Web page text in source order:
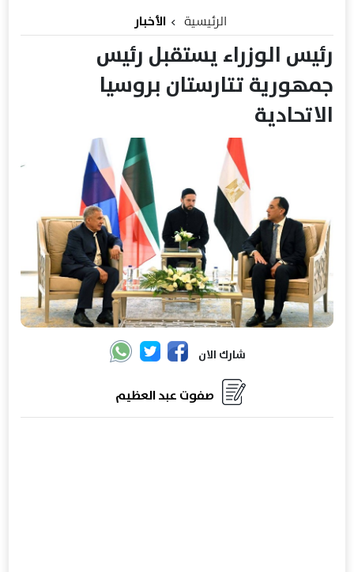
الرئيسية الأخبار
رئيس الوزراء يستقبل رئيس
جمهورية تتارستان بروسيا
الاتحادية
شارك الان
صفوت عبد العظيم